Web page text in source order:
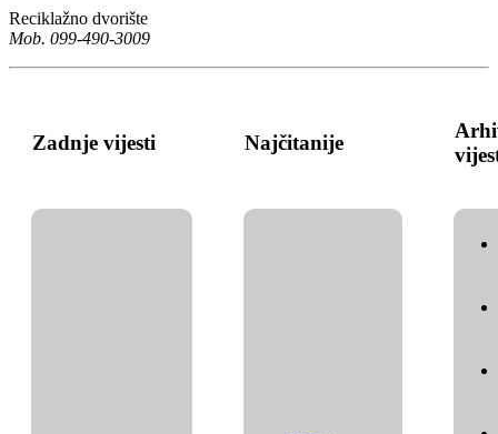
Reciklažno dvorište
Mob. 099-490-3009
Zadnje vijesti Najčitanije